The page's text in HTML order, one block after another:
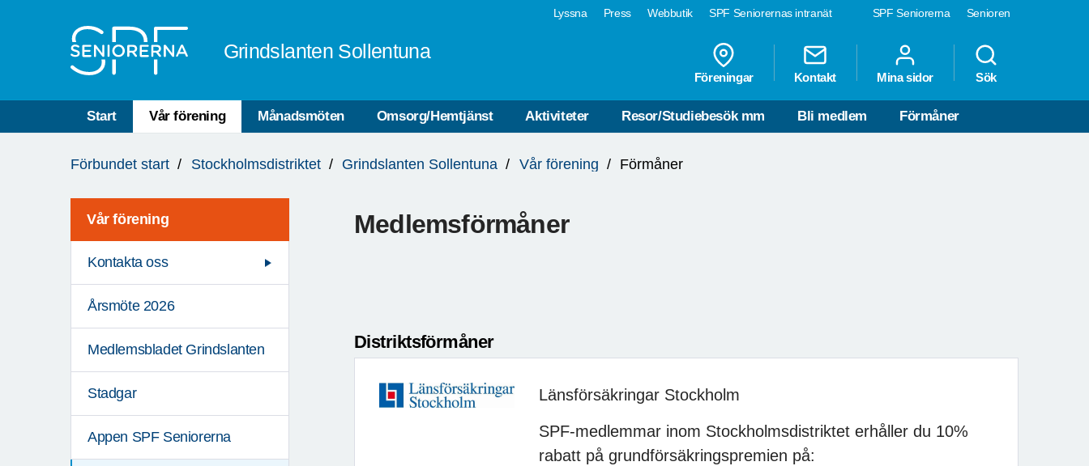
SPF Seniorerna Senioren
Lyssna Press Webbutik SPF Seniorernas intranät
Grindslanten Sollentuna
Föreningar Kontakt Mina sidor Sök
Start Vår förening Månadsmöten Omsorg/Hemtjänst Aktiviteter Resor/Studiebesök mm Bli medlem Förmåner
är
Förbundet start Stockholmsdistriktet Grindslanten Sollentuna Vår förening Förmåner
Vår förening
Kontakta oss
Årsmöte 2026
Medlemsbladet Grindslanten
Stadgar
Appen SPF Seniorerna
Medlemsförmåner
Distriktsförmåner
Länsförsäkringar Stockholm
SPF-medlemmar inom Stockholmsdistriktet erhåller du 10%
rabatt på grundförsäkringspremien på: